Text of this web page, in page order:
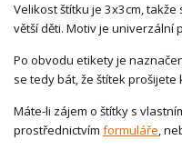
Velikost štítku je 3x3cm,
větší děti. Motiv je univerzální
Po obvodu etikety je
se tedy bát, že štítek prošijete
Máte-li zájem o štítky s
prostřednictvím formuláře,